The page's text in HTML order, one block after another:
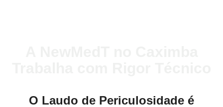
O Laudo de Periculosidade é